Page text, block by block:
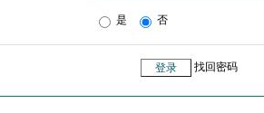
是 否
找回密码